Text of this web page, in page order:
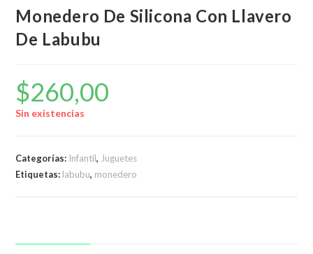
Monedero De Silicona Con Llavero
De Labubu
$260,00
Sin existencias
Categorías: Infantil, Juguetes
Etiquetas: labubu, monedero